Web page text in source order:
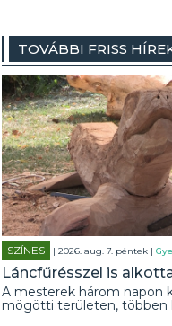
TOVÁBBI FRISS
SZÍNES | 2026. aug. 7. péntek |
Láncfűrésszel is
A mesterek három napon
mögötti területen, többen